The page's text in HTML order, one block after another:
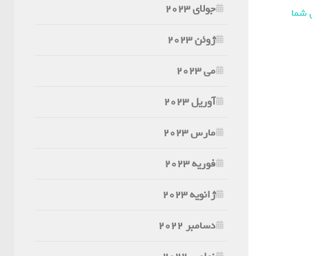
شما
جولای 2023
ژوئن 2023
می 2023
آوریل 2023
مارس 2023
فوریه 2023
ژانویه 2023
دسامبر 2022